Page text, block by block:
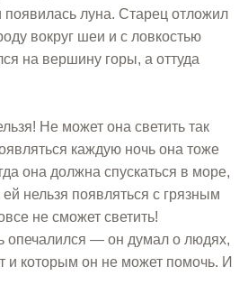
луна. Старец отложил
вокруг шеи и с ловкостью
на вершину горы, а оттуда
Не может она светить так
каждую ночь она тоже
она должна спускаться в море,
нельзя появляться с грязным
не сможет светить!
— он думал о людях,
и которым он не может помочь. И